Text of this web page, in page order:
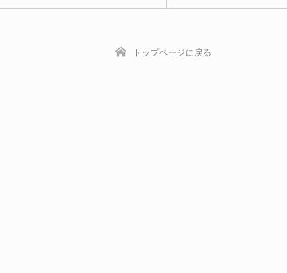
GGRAPH 2015でのデモ映像が
本！予約受付開始！
トップページに戻る